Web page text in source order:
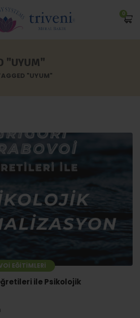
0
"UYUM"
"UYUM"
EĞITIMLERI
ile Psikolojik